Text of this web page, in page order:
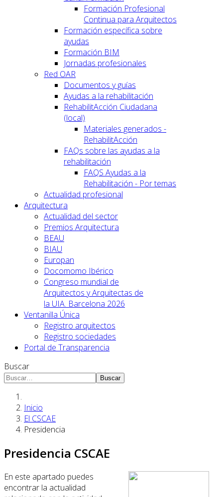
Formación Profesional
Continua para Arquitectos
Formación específica sobre
ayudas
Formación BIM
Jornadas profesionales
Red OAR
Documentos y guías
Ayudas a la rehabilitación
RehabilitAcción Ciudadana
(local)
Materiales generados -
RehabilitAcción
FAQs sobre las ayudas a la
rehabilitación
FAQS Ayudas a la
Rehabilitación - Por temas
Actualidad profesional
Arquitectura
Actualidad del sector
Premios Arquitectura
BEAU
BIAU
Europan
Docomomo Ibérico
Congreso mundial de
Arquitectos y Arquitectas de
la UIA. Barcelona 2026
Ventanilla Única
Registro arquitectos
Registro sociedades
Portal de Transparencia
Buscar
Buscar
Inicio
El CSCAE
Presidencia
Presidencia CSCAE
En este apartado puedes
encontrar la actualidad